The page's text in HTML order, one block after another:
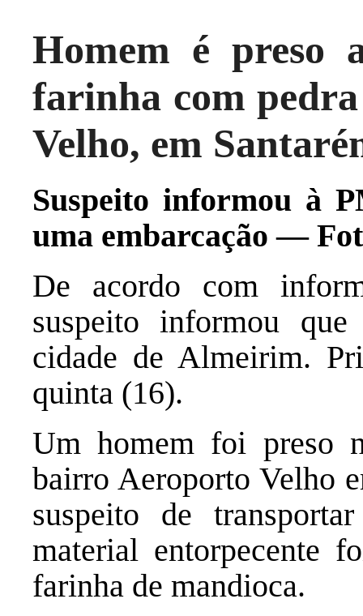
Homem é preso
farinha com
Velho, em
Suspeito informou à
uma embarcação —
De acordo com
suspeito informou
cidade de Almeirim.
quinta (16).
Um homem foi preso
bairro Aeroporto Velho
suspeito de
material entorpecente
farinha de mandioca.